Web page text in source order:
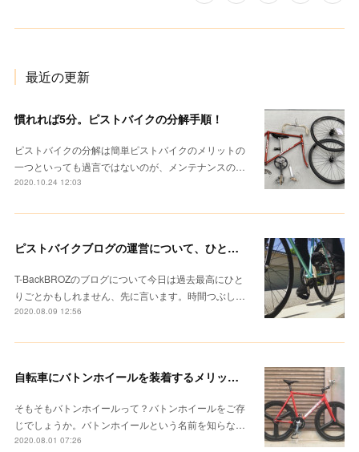
最近の更新
慣れれば5分。ピストバイクの分解手順！
ピストバイクの分解は簡単ピストバイクのメリットの
一つといっても過言ではないのが、メンテナンスの…
2020.10.24 12:03
ピストバイクブログの運営について、ひとりごと。ぼくの「T-BackBROZ」
T-BackBROZのブログについて今日は過去最高にひと
りごとかもしれません、先に言います。時間つぶし…
2020.08.09 12:56
自転車にバトンホイールを装着するメリットとは？感じたことを正直に書いてみる。
そもそもバトンホイールって？バトンホイールをご存
じでしょうか。バトンホイールという名前を知らな…
2020.08.01 07:26